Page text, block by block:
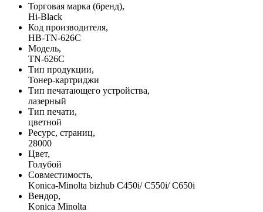
Торговая марка (бренд),
Hi-Black
Код производителя,
HB-TN-626C
Модель,
TN-626C
Тип продукции,
Тонер-картриджи
Тип печатающего устройства,
лазерный
Тип печати,
цветной
Ресурс, страниц,
28000
Цвет,
Голубой
Совместимость,
Konica-Minolta bizhub C450i/ C550i/ C650i
Вендор,
Konica Minolta